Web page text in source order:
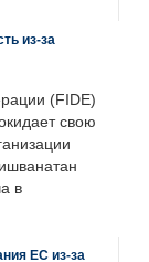
из-за
(FIDE)
свою
в
ЕС из-за